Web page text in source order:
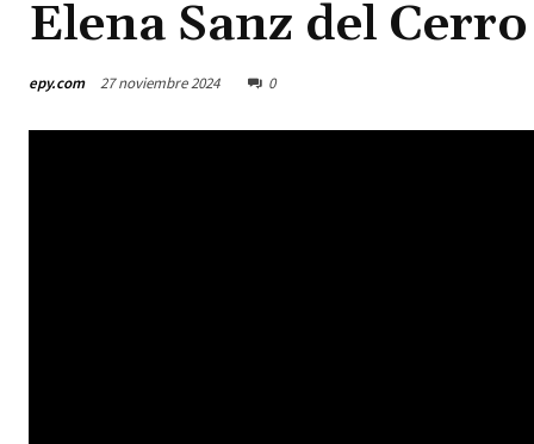
Elena Sanz del
epy.com 27 noviembre 2024 0